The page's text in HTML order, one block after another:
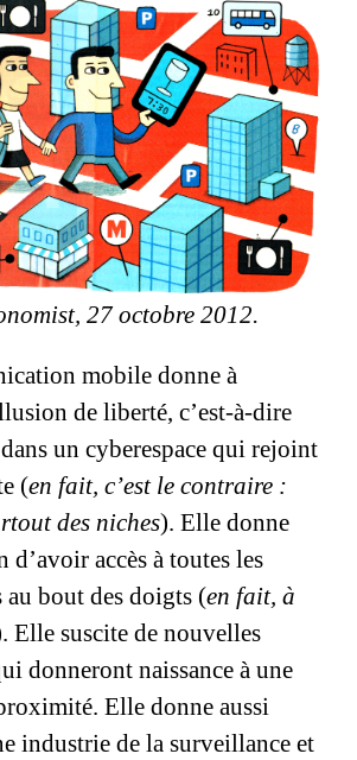
27 octobre 2012.
mobile donne à
de liberté, c’est-à-dire
un cyberespace qui rejoint
(en fait, c’est le contraire :
des niches). Elle donne
d’avoir accès à toutes les
au bout des doigts (en fait, à
Elle suscite de nouvelles
donneront naissance à une
Elle donne aussi
industrie de la surveillance et